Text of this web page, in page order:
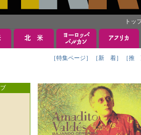
トッ
［特集ページ］ ［新 着］ ［推